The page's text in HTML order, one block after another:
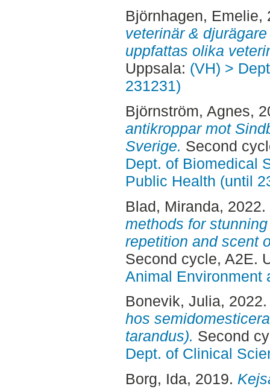
Björnhagen, Emelie,
veterinär &
uppfattas olika
Uppsala: (VH) >
231231)
Björnström, Agnes,
antikroppar mot
Sverige. Second
Dept. of Biomedical
Public Health (until
Blad, Miranda, 2022.
methods for
repetition and scent
Second cycle, A2E.
Animal Environment
Bonevik, Julia,
hos
tarandus). Second
Dept. of Clinical
Borg, Ida, 2019.